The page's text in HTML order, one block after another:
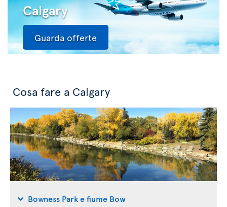
Calgary
Guarda offerte
Cosa fare a Calgary
Bowness Park e fiume Bow